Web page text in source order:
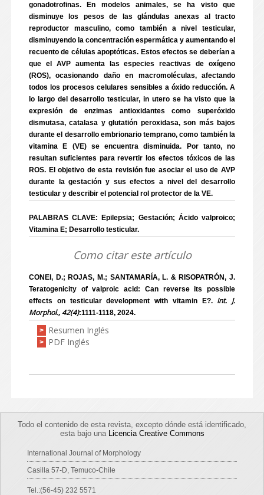
gonadotrofinas. En modelos animales, se ha visto que
disminuye los pesos de las glándulas anexas al tracto
reproductor masculino, como también a nivel testicular,
disminuyendo la concentración espermática y aumentando el
recuento de células apoptóticas. Estos efectos se deberían a
que el AVP aumenta las especies reactivas de oxígeno
(ROS), ocasionando daño en macromoléculas, afectando
todos los procesos celulares sensibles a óxido reducción. A
lo largo del desarrollo testicular, in utero se ha visto que la
expresión de enzimas antioxidantes como superóxido
dismutasa, catalasa y glutatión peroxidasa, son más bajos
durante el desarrollo embrionario temprano, como también la
vitamina E (VE) se encuentra disminuida. Por tanto, no
resultan suficientes para revertir los efectos tóxicos de las
ROS. El objetivo de esta revisión fue asociar el uso de AVP
durante la gestación y sus efectos a nivel del desarrollo
testicular y describir el potencial rol protector de la VE.
PALABRAS CLAVE: Epilepsia; Gestación; Ácido valproico;
Vitamina E; Desarrollo testicular.
Como citar este artículo
CONEI, D.; ROJAS, M.; SANTAMARÍA, L. & RISOPATRÓN, J.
Teratogenicity of valproic acid: Can reverse its possible
effects on testicular development with vitamin E?. Int. J.
Morphol., 42(4):1111-1118, 2024.
> Resumen Inglés
> PDF Inglés
Todo el contenido de esta revista, excepto dónde está identificado,
esta bajo una Licencia Creative Commons
International Journal of Morphology
Casilla 57-D, Temuco-Chile
Tel.:(56-45) 232 5571